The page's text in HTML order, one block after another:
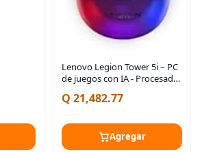
Lenovo Legion Tower 5i – PC
de juegos con IA - Procesador
Gráficos NVIDIA® GeForce
memoria – 1 TB
Q 21,482.77
Agregar